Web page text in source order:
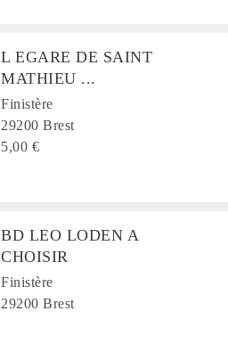
L EGARE DE SAINT
MATHIEU ...
Finistère
29200 Brest
5,00 €
BD LEO LODEN A
CHOISIR
Finistère
29200 Brest